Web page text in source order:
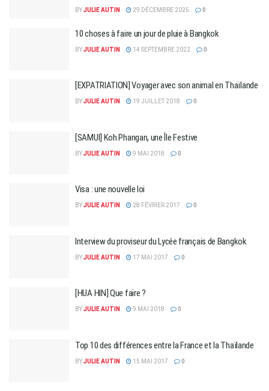
BYJULIE AUTIN 29 DÉCEMBRE 2025 0
10 choses à faire un jour de pluie à Bangkok
BYJULIE AUTIN 14 SEPTEMBRE 2022 0
[EXPATRIATION] Voyager avec son animal en Thaïlande
BYJULIE AUTIN 19 JUILLET 2018 0
[SAMUI] Koh Phangan, une Île Festive
BYJULIE AUTIN 9 MAI 2018 0
Visa : une nouvelle loi
BYJULIE AUTIN 28 FÉVRIER 2017 0
Interview du proviseur du Lycée français de Bangkok
BYJULIE AUTIN 17 MAI 2017 0
[HUA HIN] Que faire ?
BYJULIE AUTIN 9 MAI 2018 0
Top 10 des différences entre la France et la Thaïlande
BYJULIE AUTIN 15 MAI 2017 0